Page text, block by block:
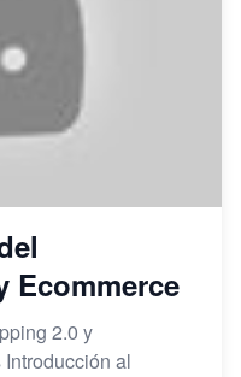
Ecommerce
2.0 y
al